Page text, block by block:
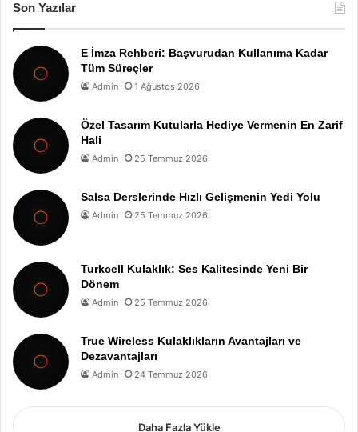
Son Yazılar
E İmza Rehberi: Başvurudan Kullanıma Kadar
Tüm Süreçler
Admin 1 Ağustos 2026
Özel Tasarım Kutularla Hediye Vermenin En Zarif
Hali
Admin 25 Temmuz 2026
Salsa Derslerinde Hızlı Gelişmenin Yedi Yolu
Admin 25 Temmuz 2026
Turkcell Kulaklık: Ses Kalitesinde Yeni Bir
Dönem
Admin 25 Temmuz 2026
True Wireless Kulaklıkların Avantajları ve
Dezavantajları
Admin 24 Temmuz 2026
Daha Fazla Yükle